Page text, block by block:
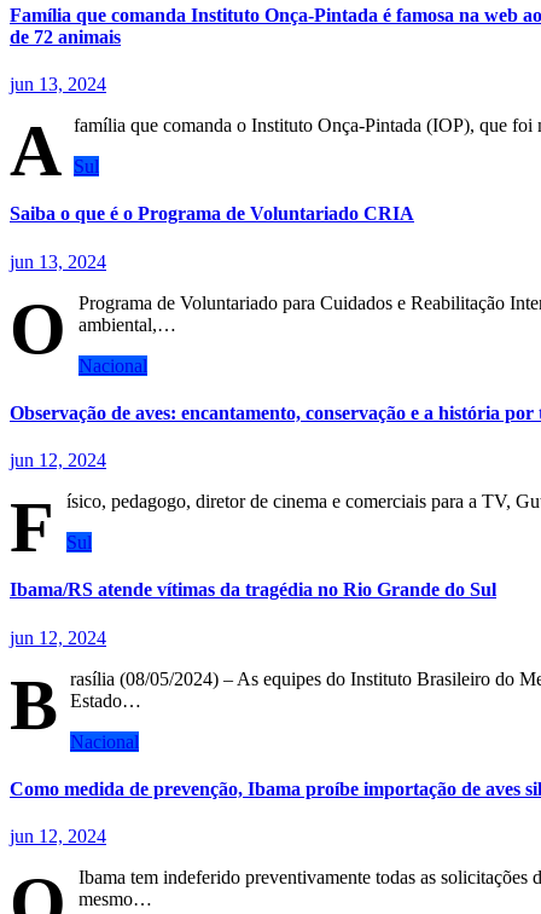
Família que comanda Instituto Onça-Pintada é famosa na web
de 72 animais
jun 13, 2024
A família que comanda o Instituto Onça-Pintada (IOP), que
Sul
Saiba o que é o Programa de Voluntariado CRIA
jun 13, 2024
O
Programa de Voluntariado para Cuidados e Reabilitação
ambiental,…
Nacional
Observação de aves: encantamento, conservação e a história
jun 12, 2024
F
ísico, pedagogo, diretor de cinema e comerciais para a TV,
Sul
Ibama/RS atende vítimas da tragédia no Rio Grande do Sul
jun 12, 2024
B
rasília (08/05/2024) – As equipes do Instituto Brasileiro do
Estado…
Nacional
Como medida de prevenção, Ibama proíbe importação de aves
jun 12, 2024
Ibama tem indeferido preventivamente todas as solicitações
mesmo…